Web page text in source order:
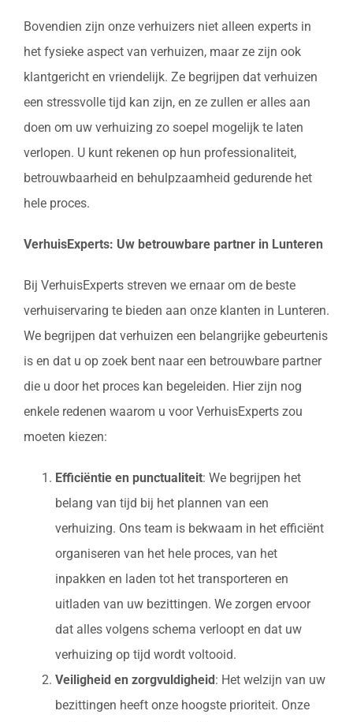
Bovendien zijn onze verhuizers niet alleen experts in
het fysieke aspect van verhuizen, maar ze zijn ook
klantgericht en vriendelijk. Ze begrijpen dat verhuizen
een stressvolle tijd kan zijn, en ze zullen er alles aan
doen om uw verhuizing zo soepel mogelijk te laten
verlopen. U kunt rekenen op hun professionaliteit,
betrouwbaarheid en behulpzaamheid gedurende het
hele proces.
VerhuisExperts: Uw betrouwbare partner in Lunteren
Bij VerhuisExperts streven we ernaar om de beste
verhuiservaring te bieden aan onze klanten in Lunteren.
We begrijpen dat verhuizen een belangrijke gebeurtenis
is en dat u op zoek bent naar een betrouwbare partner
die u door het proces kan begeleiden. Hier zijn nog
enkele redenen waarom u voor VerhuisExperts zou
moeten kiezen:
Efficiëntie en punctualiteit: We begrijpen het
belang van tijd bij het plannen van een
verhuizing. Ons team is bekwaam in het efficiënt
organiseren van het hele proces, van het
inpakken en laden tot het transporteren en
uitladen van uw bezittingen. We zorgen ervoor
dat alles volgens schema verloopt en dat uw
verhuizing op tijd wordt voltooid.
Veiligheid en zorgvuldigheid : Het welzijn van uw
bezittingen heeft onze hoogste prioriteit. Onze